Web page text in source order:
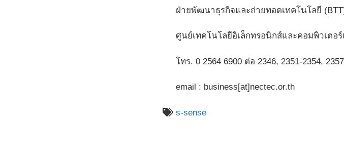
ฝ่ายพัฒนาธุรกิจและถ่ายทอดเทคโนโลยี
ศูนย์เทคโนโลยีอิเล็กทรอนิกส์และคอมพิวเตอ
โทร. 0 2564 6900 ต่อ 2346, 2351-2354,
email : business[at]nectec.or.th
s-sense